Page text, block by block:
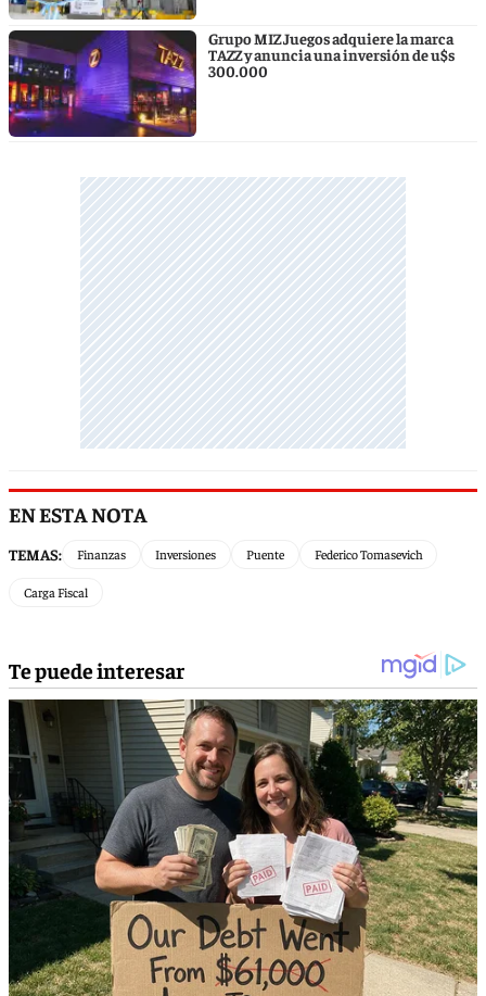
Grupo MIZ Juegos adquiere la marca
TAZZ y anuncia una inversión de u$s
300.000
EN ESTA NOTA
TEMAS: Finanzas Inversiones Puente Federico Tomasevich
Carga Fiscal